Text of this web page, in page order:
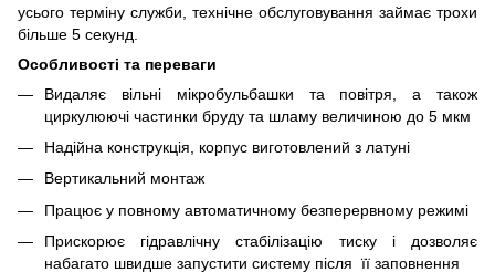
усього терміну служби, технічне обслуговування займає трохи
більше 5 секунд.
Особливості та переваги
Видаляє вільні мікробульбашки та повітря, а також
циркулюючі частинки бруду та шламу величиною до 5 мкм
Надійна конструкція, корпус виготовлений з латуні
Вертикальний монтаж
Працює у повному автоматичному безперервному режимі
Прискорює гідравлічну стабілізацію тиску і дозволяє
набагато швидше запустити систему після її заповнення